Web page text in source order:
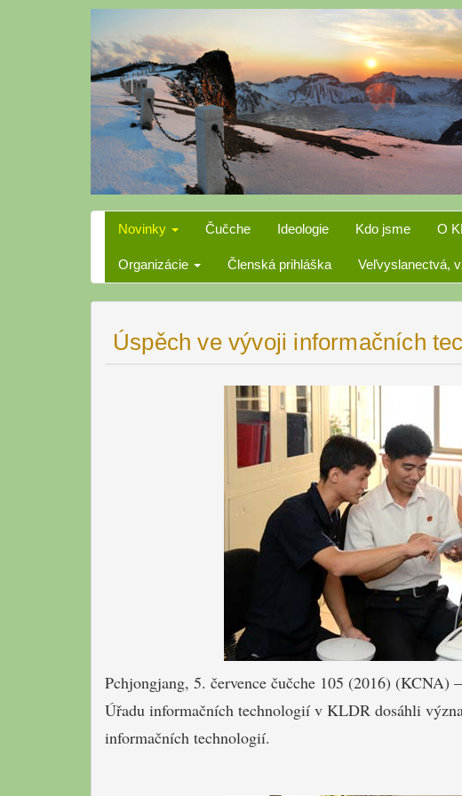
Novinky Čučche Ideologie Kdo jsme O
Organizácie Členská prihláška Veľvyslanectvá,
Úspěch ve vývoji informačních
Pchjongjang, 5. července čučche 105 (2016) (KCNA)
Úřadu informačních technologií v KLDR dosáhli
informačních technologií.